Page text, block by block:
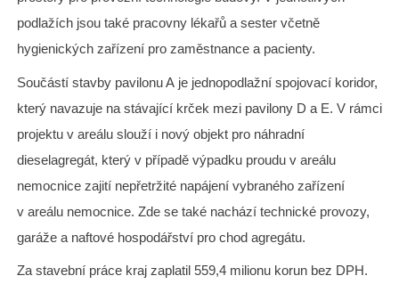
podlažích jsou také pracovny lékařů a sester včetně
hygienických zařízení pro zaměstnance a pacienty.
Součástí stavby pavilonu A je jednopodlažní spojovací koridor,
který navazuje na stávající krček mezi pavilony D a E. V rámci
projektu v areálu slouží i nový objekt pro náhradní
dieselagregát, který v případě výpadku proudu v areálu
nemocnice zajití nepřetržité napájení vybraného zařízení
v areálu nemocnice. Zde se také nachází technické provozy,
garáže a naftové hospodářství pro chod agregátu.
Za stavební práce kraj zaplatil 559,4 milionu korun bez DPH.